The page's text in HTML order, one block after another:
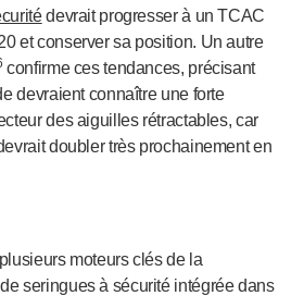
devrait progresser à un TCAC
et conserver sa position. Un autre
confirme ces tendances, précisant
devraient connaître une forte
des aiguilles rétractables, car
doubler très prochainement en
moteurs clés de la
seringues à sécurité intégrée dans